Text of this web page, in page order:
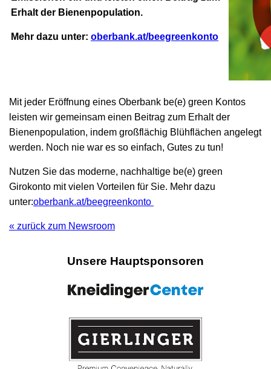
Erhalt der Bienenpopulation.
Mehr dazu unter: oberbank.at/beegreenkonto
Mit jeder Eröffnung eines Oberbank be(e) green Kontos
leisten wir gemeinsam einen Beitrag zum Erhalt der
Bienenpopulation, indem großflächig Blühflächen angelegt
werden. Noch nie war es so einfach, Gutes zu tun!
Nutzen Sie das moderne, nachhaltige be(e) green
Girokonto mit vielen Vorteilen für Sie. Mehr dazu
unter:oberbank.at/beegreenkonto
« zurück zum Newsroom
Unsere Hauptsponsoren